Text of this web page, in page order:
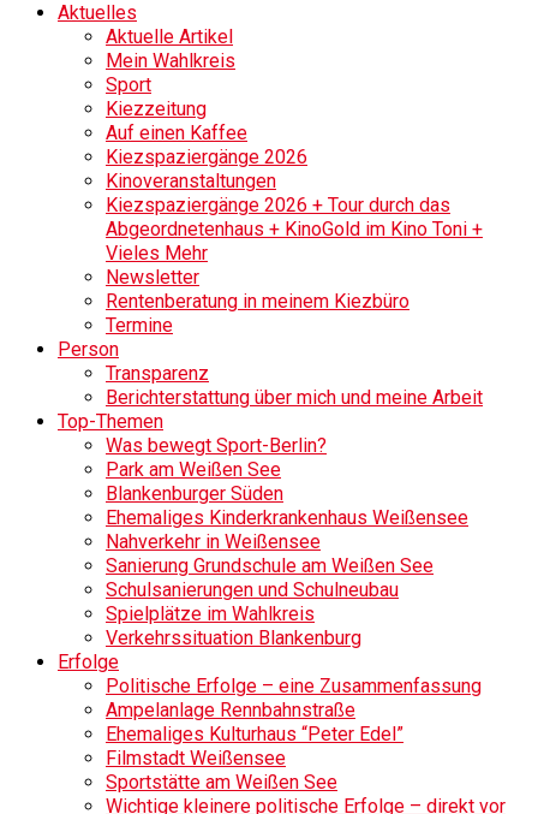
Aktuelles
Aktuelle Artikel
Mein Wahlkreis
Sport
Kiezzeitung
Auf einen Kaffee
Kiezspaziergänge 2026
Kinoveranstaltungen
Kiezspaziergänge 2026 + Tour durch das
Abgeordnetenhaus + KinoGold im Kino Toni +
Vieles Mehr
Newsletter
Rentenberatung in meinem Kiezbüro
Termine
Person
Transparenz
Berichterstattung über mich und meine Arbeit
Top-Themen
Was bewegt Sport-Berlin?
Park am Weißen See
Blankenburger Süden
Ehemaliges Kinderkrankenhaus Weißensee
Nahverkehr in Weißensee
Sanierung Grundschule am Weißen See
Schulsanierungen und Schulneubau
Spielplätze im Wahlkreis
Verkehrssituation Blankenburg
Erfolge
Politische Erfolge – eine Zusammenfassung
Ampelanlage Rennbahnstraße
Ehemaliges Kulturhaus “Peter Edel”
Filmstadt Weißensee
Sportstätte am Weißen See
Wichtige kleinere politische Erfolge – direkt vor